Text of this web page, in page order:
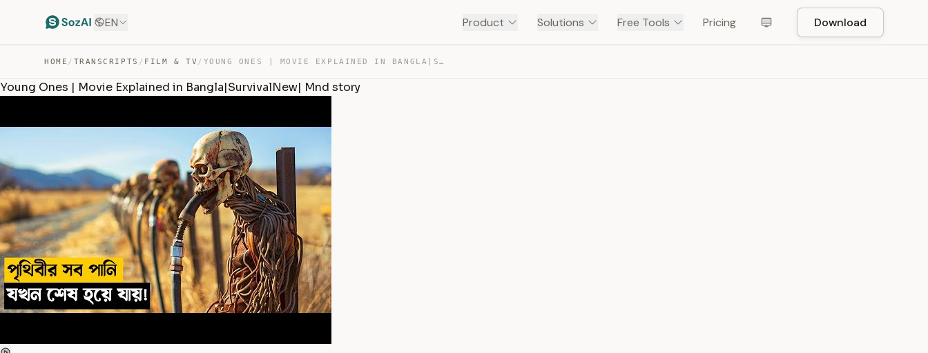
EN Product Solutions Free Tools Pricing Download
HOME / TRANSCRIPTS / FILM & TV / YOUNG ONES | MOVIE EXPLAINED IN BANGLA|SURVIVALNEW| MND… — TRANSCRIPT
Young Ones | Movie Explained in Bangla|SurvivalNew| Mnd story